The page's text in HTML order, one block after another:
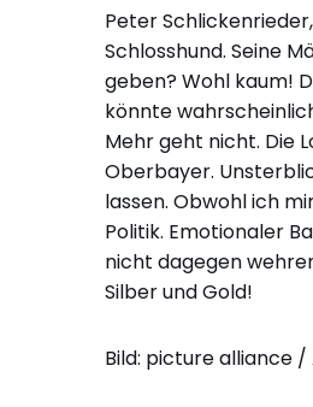
Peter
Schlosshund. Seine
geben? Wohl kaum!
könnte
Mehr geht nicht. Die
Oberbayer.
lassen. Obwohl ich
Politik. Emotionaler
nicht dagegen
Silber und Gold!
Bild: picture alliance /